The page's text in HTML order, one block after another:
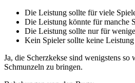
Die Leistung sollte für viele
Die Leistung könnte für manche
Die Leistung sollte nur für
Kein Spieler sollte keine Leistung
Ja, die Scherzkekse sind wenigstens
Schmunzeln zu bringen.